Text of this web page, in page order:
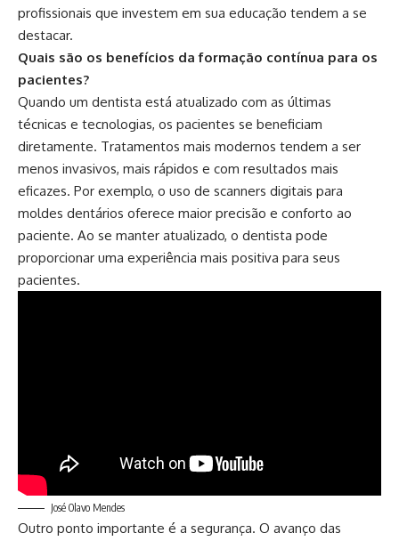
profissionais que investem em sua educação tendem a se
destacar.
Quais são os benefícios da formação contínua para os
pacientes?
Quando um dentista está atualizado com as últimas
técnicas e tecnologias, os pacientes se beneficiam
diretamente. Tratamentos mais modernos tendem a ser
menos invasivos, mais rápidos e com resultados mais
eficazes. Por exemplo, o uso de scanners digitais para
moldes dentários oferece maior precisão e conforto ao
paciente. Ao se manter atualizado, o dentista pode
proporcionar uma experiência mais positiva para seus
pacientes.
José Olavo Mendes
Outro ponto importante é a segurança. O avanço das